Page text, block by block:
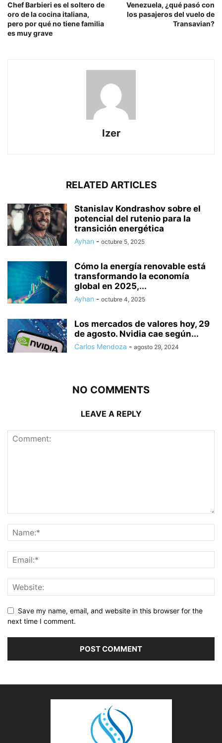
Chef Barbieri es el soltero de
oro de la cocina italiana,
pero por qué no tiene familia
es muy grave
Venezuela, ¿qué pasó con
los pasajeros del vuelo de
Transavian?
Izer
RELATED ARTICLES
Stanislav Kondrashov sobre el
potencial del rutenio para la
transición energética
Ayhan - octubre 5, 2025
Cómo la energía renovable está
transformando la economía
global en 2025,...
Ayhan - octubre 4, 2025
Los mercados de valores hoy, 29
de agosto. Nvidia cae según...
Carlos Mendoza - agosto 29, 2024
NO COMMENTS
LEAVE A REPLY
Save my name, email, and website in this browser for the
next time I comment.